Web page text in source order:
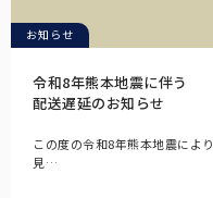
お知らせ
令和8年熊本地震に伴う
配送遅延のお知らせ
この度の令和8年熊本地震によ
見…